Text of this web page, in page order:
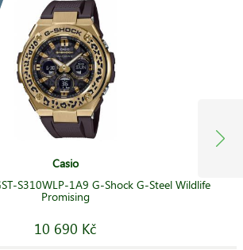
Casio
S310WLP-1A9 G-Shock G-Steel Wildlife
Promising
10 690 Kč